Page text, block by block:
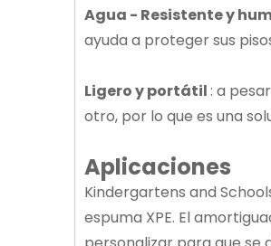
Agua - Resistente y
ayuda a proteger sus
Ligero y portátil: a
otro, por lo que es una
Aplicaciones
Kindergartens and
espuma XPE. El